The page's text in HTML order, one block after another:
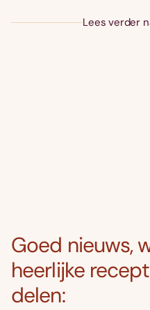
Lees verder
Goed nieuws,
heerlijke
delen: